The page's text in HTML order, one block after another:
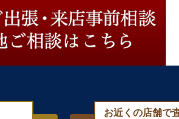
お近くの店舗で